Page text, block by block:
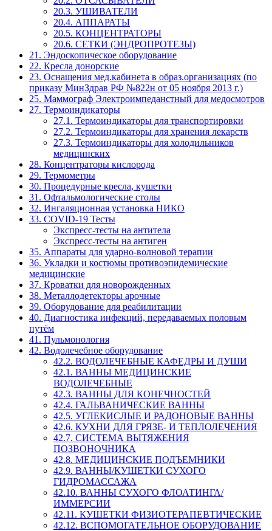
20.3. УШИВАТЕЛИ
20.4. АППАРАТЫ
20.5. КОНЦЕНТРАТОРЫ
20.6. СЕТКИ (ЭНДРОПРОТЕЗЫ)
21. Эндоскопическое оборудование
22. Кресла донорские
23. Оснащения мед.кабинета в образ.организациях (по
приказу МинЗдрав РФ №822н от 05 ноября 2013 г.)
25. Маммограф Электроимпеданстный для медосмотров
27. Термоиндикаторы
27.1. Термоиндикаторы для транспортировки
27.2. Термоиндикаторы для хранения лекарств
27.3. Термоиндикаторы для холодильников
медицинских
28. Концентраторы кислорода
29. Термометры
30. Процедурные кресла, кушетки
31. Офтальмологические столы
32. Ингаляционная установка НИКО
33. COVID-19 Тесты
Экспресс-тесты на антитела
Экспресс-тесты на антиген
35. Аппараты для ударно-волновой терапии
36. Укладки и костюмы противоэпидемические
медицинские
37. Кроватки для новорожденных
38. Металлодетекторы арочные
39. Оборудование для реабилитации
40. Диагностика инфекций, передаваемых половым
путём
41. Пульмонология
42. Водолечебное оборудование
42.2. ВОДОЛЕЧЕБНЫЕ КАФЕДРЫ И ДУШИ
42.1. ВАННЫ МЕДИЦИНСКИЕ
ВОДОЛЕЧЕБНЫЕ
42.3. ВАННЫ ДЛЯ КОНЕЧНОСТЕЙ
42.4. ГАЛЬВАНИЧЕСКИЕ ВАННЫ
42.5. УГЛЕКИСЛЫЕ И РАДОНОВЫЕ ВАННЫ
42.6. КУХНИ ДЛЯ ГРЯЗЕ- И ТЕПЛОЛЕЧЕНИЯ
42.7. СИСТЕМА ВЫТЯЖЕНИЯ
ПОЗВОНОЧНИКА
42.8. МЕДИЦИНСКИЕ ПОДЪЕМНИКИ
42.9. ВАННЫ/КУШЕТКИ СУХОГО
ГИДРОМАССАЖА
42.10. ВАННЫ СУХОГО ФЛОАТИНГА/
ИММЕРСИИ
42.11. КУШЕТКИ ФИЗИОТЕРАПЕВТИЧЕСКИЕ
42.12. ВСПОМОГАТЕЛЬНОЕ ОБОРУДОВАНИЕ